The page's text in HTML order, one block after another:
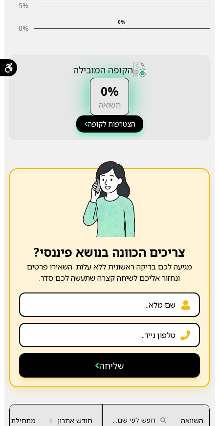
0%
5%
0%
הקופה המובילה
0%
תשואה
הצטרפות לקופה
צריכים הכוונה בנושא פיננסי?
מגיעה לכם בדיקה ראשונית ללא עלות. השאירו פרטים
ונחזור אליכם לשיחה קצרה שתעשה לכם סדר.
שליחה
השוואה חודש אחרון ▲
▼ מתחילת